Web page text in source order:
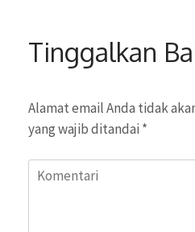
Tinggalkan
Alamat email Anda tidak
yang wajib ditandai *
Komentari